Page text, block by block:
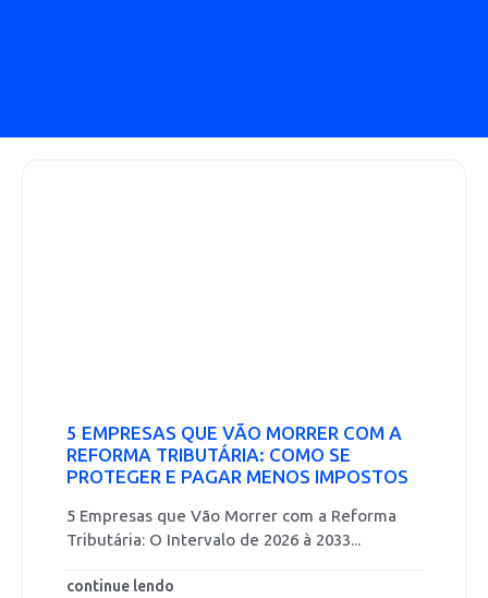
5 EMPRESAS QUE VÃO MORRER COM A
REFORMA TRIBUTÁRIA: COMO SE
PROTEGER E PAGAR MENOS IMPOSTOS
5 Empresas que Vão Morrer com a Reforma
Tributária: O Intervalo de 2026 à 2033...
continue lendo